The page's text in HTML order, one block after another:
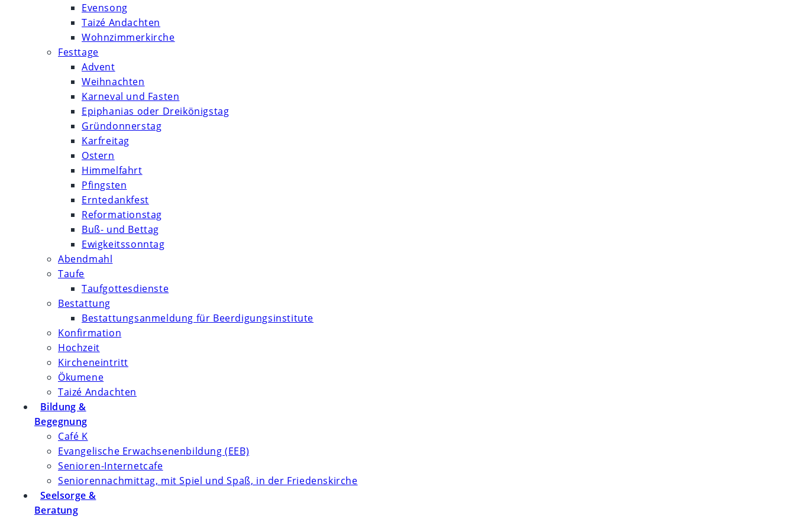
Evensong
Taizé Andachten
Wohnzimmerkirche
Festtage
Advent
Weihnachten
Karneval und Fasten
Epiphanias oder Dreikönigstag
Gründonnerstag
Karfreitag
Ostern
Himmelfahrt
Pfingsten
Erntedankfest
Reformationstag
Buß- und Bettag
Ewigkeitssonntag
Abendmahl
Taufe
Taufgottesdienste
Bestattung
Bestattungsanmeldung für Beerdigungsinstitute
Konfirmation
Hochzeit
Kircheneintritt
Ökumene
Taizé Andachten
Bildung &
Begegnung
Café K
Evangelische Erwachsenenbildung (EEB)
Senioren-Internetcafe
Seniorennachmittag, mit Spiel und Spaß, in der Friedenskirche
Seelsorge &
Beratung